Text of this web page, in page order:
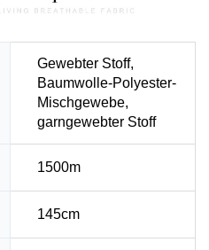
Gewebter Stoff,
Baumwolle-Polyester-
Mischgewebe,
garngewebter Stoff
1500m
145cm